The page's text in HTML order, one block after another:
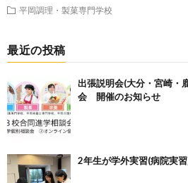
平岡調理・製菓専門学校
最近の投稿
出張説明会(大分・宮崎・
会 開催のお知らせ
2年生が学外実習(病院実